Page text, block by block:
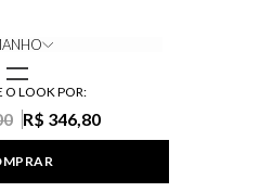
O LOOK POR:
R$ 346,80